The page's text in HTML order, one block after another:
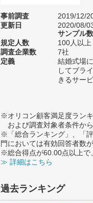
事前調査
2019/12/
更新日
2020/08/
サンプル数
規定人数
100人以上
調査企業数
7社
定義
結婚式場
してブラ
きるサー
※オリコン顧客満足度ラン
および調査対象者条件か
※「総合ランキング」、「
門においては有効回答者数
※総合得点が60.00点以上で
≫ 詳細はこちら
過去ランキング